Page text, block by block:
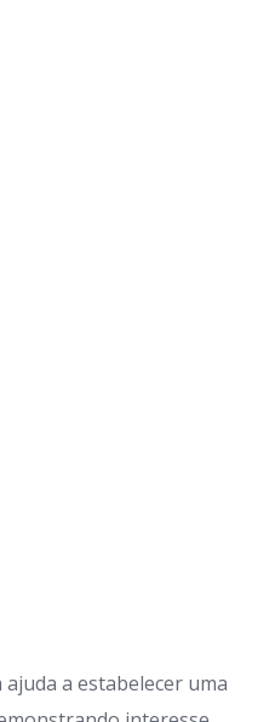
a estabelecer uma